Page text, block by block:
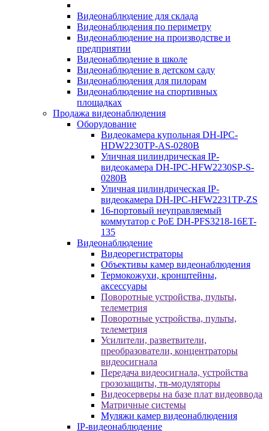
Видеонаблюдение для склада
Видеонаблюдения по периметру
Видеонаблюдение на производстве и
предприятии
Видеонаблюдение в школе
Видеонаблюдение в детском саду
Видеонаблюдения для пилорам
Видеонаблюдение на спортивных
площадках
Продажа видеонаблюдения
Оборудование
Видеокамера купольная DH-IPC-
HDW2230TP-AS-0280B
Уличная цилиндрическая IP-
видеокамера DH-IPC-HFW2230SP-S-
0280B
Уличная цилиндрическая IP-
видеокамера DH-IPC-HFW2231TP-ZS
16-портовый неуправляемый
коммутатор с РоЕ DH-PFS3218-16ET-
135
Видеонаблюдение
Видеорегистраторы
Объективы камер видеонаблюдения
Термокожухи, кронштейны,
аксессуары
Поворотные устройства, пульты,
телеметрия
Поворотные устройства, пульты,
телеметрия
Усилители, разветвители,
преобразователи, концентраторы
видеосигнала
Передача видеосигнала, устройства
грозозащиты, тв-модуляторы
Видеосерверы на базе плат видеоввода
Матричные системы
Муляжи камер видеонаблюдения
IP-видеонаблюдение